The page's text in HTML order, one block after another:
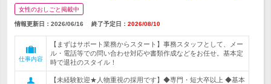
女性のおしごと掲載中
情報更新日：2026/06/16 終了予定日： 2026/08/10
仕事内容
【まずはサポート業務からスタート】事務スタッフとして、メー
ル・電話等での問い合わせ対応や書類作成などをお任せ。基本定
時で退社のスタイル！
【未経験歓迎★人物重視の採用です】◆専門・短大卒以上 ◆基本